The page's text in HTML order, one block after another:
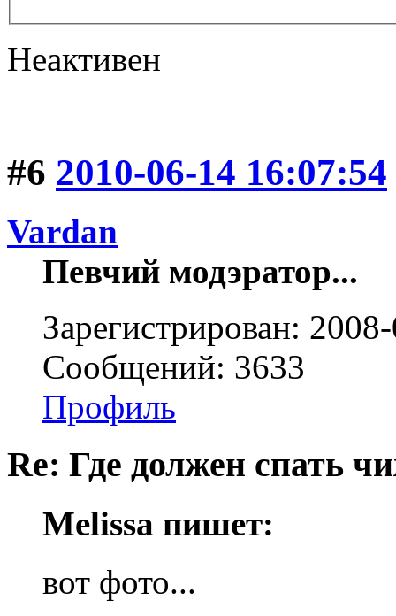
Неактивен
#6 2010-06-14 16:07:54
Vardan
Певчий модэратор...
Зарегистрирован:
Сообщений: 3633
Профиль
Re: Где должен спать
Melissa пишет:
вот фото...